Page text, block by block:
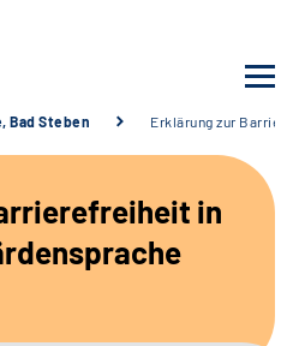
Bad Steben Erklärung zur
in